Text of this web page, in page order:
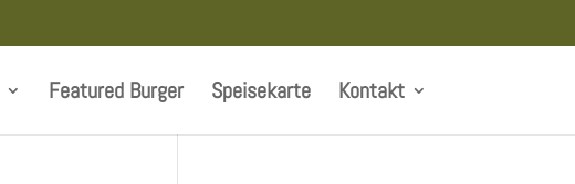
Featured Burger Speisekarte Kontakt